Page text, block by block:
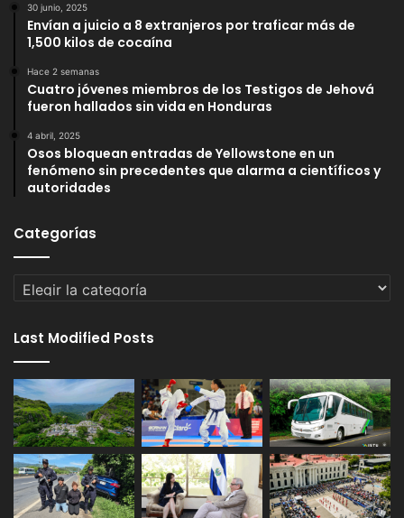
30 junio, 2025
Envían a juicio a 8 extranjeros por traficar más de
1,500 kilos de cocaína
Hace 2 semanas
Cuatro jóvenes miembros de los Testigos de Jehová
fueron hallados sin vida en Honduras
4 abril, 2025
Osos bloquean entradas de Yellowstone en un
fenómeno sin precedentes que alarma a científicos y
autoridades
Categorías
Categorías
Last Modified Posts